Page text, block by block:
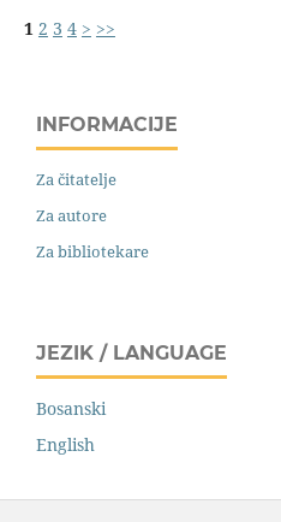
1 2 3 4 > >>
INFORMACIJE
Za čitatelje
Za autore
Za bibliotekare
JEZIK / LANGUAGE
Bosanski
English